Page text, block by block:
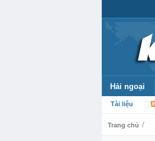
Hải ngoại
Tài liệu
Trang chủ /